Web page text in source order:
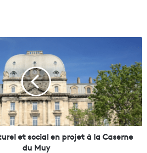
et social en projet à la Caserne
du Muy